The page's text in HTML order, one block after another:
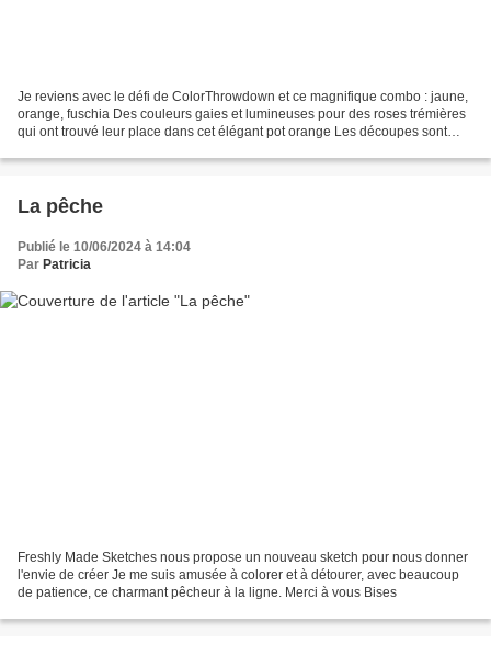
Je reviens avec le défi de ColorThrowdown et ce magnifique combo : jaune,
orange, fuschia Des couleurs gaies et lumineuses pour des roses trémières
qui ont trouvé leur place dans cet élégant pot orange Les découpes sont
La pêche
Publié le 10/06/2024 à 14:04
Par Patricia
Freshly Made Sketches nous propose un nouveau sketch pour nous donner
l'envie de créer Je me suis amusée à colorer et à détourer, avec beaucoup
de patience, ce charmant pêcheur à la ligne. Merci à vous Bises